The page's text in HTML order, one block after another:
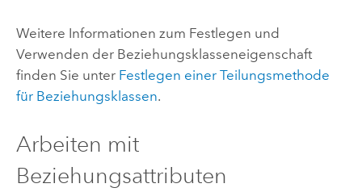
Weitere Informationen zum Festlegen und
Verwenden der Beziehungsklasseneigenschaft
finden Sie unter Festlegen einer Teilungsmethode
für Beziehungsklassen.
Arbeiten mit
Beziehungsattributen